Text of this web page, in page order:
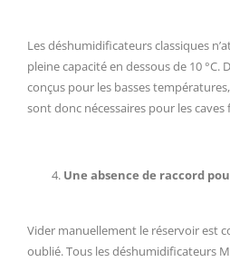
Les déshumidificateurs classiques
pleine capacité en dessous de 10 °C.
conçus pour les basses
sont donc nécessaires pour les
Une absence de raccord
Vider manuellement le réservoir est
oublié. Tous les déshumidificateurs